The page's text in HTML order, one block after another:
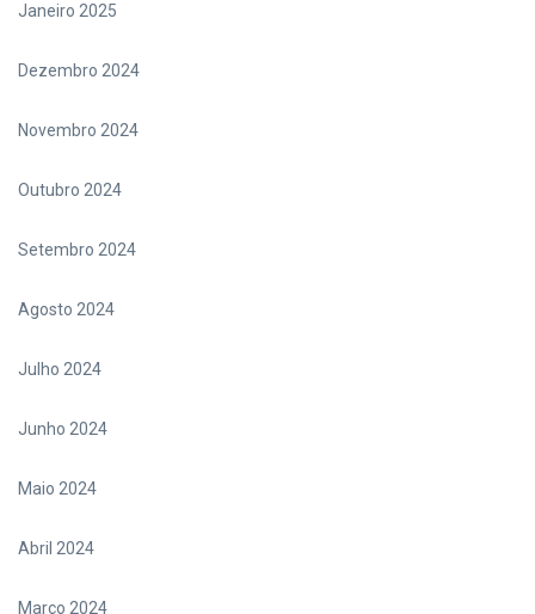
Janeiro 2025
Dezembro 2024
Novembro 2024
Outubro 2024
Setembro 2024
Agosto 2024
Julho 2024
Junho 2024
Maio 2024
Abril 2024
Março 2024